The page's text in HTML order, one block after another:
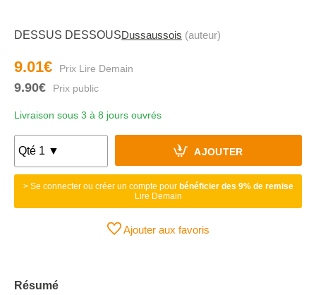
DESSUS DESSOUSDussaussois (auteur)
9.01€
9.90€
Livraison sous 3 à 8 jours ouvrés
AJOUTER
> Se connecter ou créer un compte pour bénéficier des 9% de remise
Lire Demain
Ajouter aux favoris
Résumé